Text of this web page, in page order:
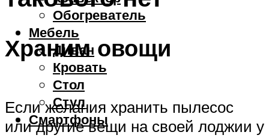
Обогреватель
Мебель
Диван
Кровать
Стол
Стул
Смартфоны
Храним овощи
Если желания хранить пылесос
или другие вещи на своей лоджии у